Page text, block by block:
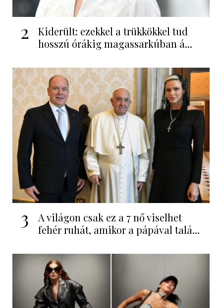
2
Kiderült: ezekkel a trükkökkel tud
hosszú órákig magassarkúban á...
3
A világon csak ez a 7 nő viselhet
fehér ruhát, amikor a pápával talá...